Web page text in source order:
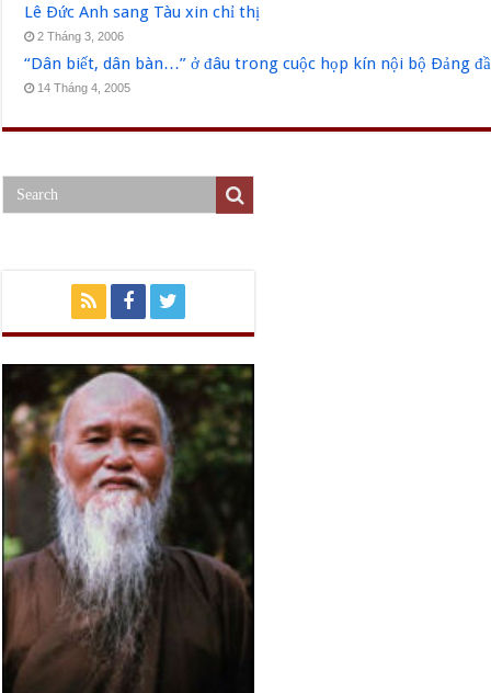
Lê Ðức Anh sang Tàu xin chỉ thị
2 Tháng 3, 2006
“Dân biết, dân bàn…” ở đâu trong cuộc họp kín nội bộ Ðảng
14 Tháng 4, 2005